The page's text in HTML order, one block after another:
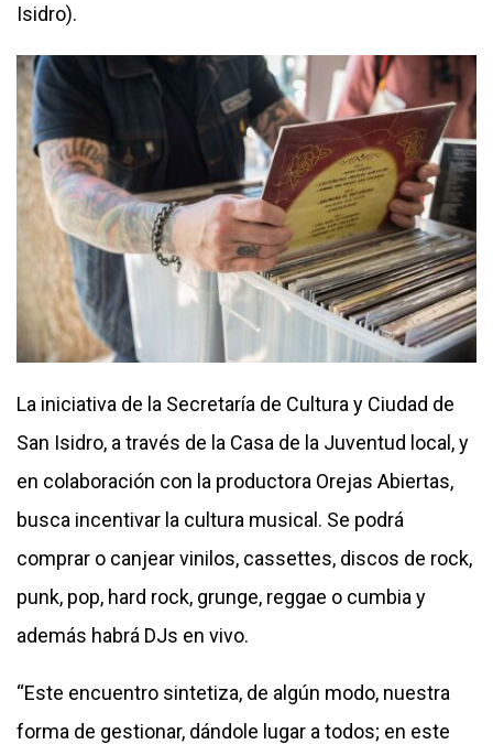
Isidro).
La iniciativa de la Secretaría de Cultura y Ciudad de
San Isidro, a través de la Casa de la Juventud local, y
en colaboración con la productora Orejas Abiertas,
busca incentivar la cultura musical. Se podrá
comprar o canjear vinilos, cassettes, discos de rock,
punk, pop, hard rock, grunge, reggae o cumbia y
además habrá DJs en vivo.
“Este encuentro sintetiza, de algún modo, nuestra
forma de gestionar, dándole lugar a todos; en este